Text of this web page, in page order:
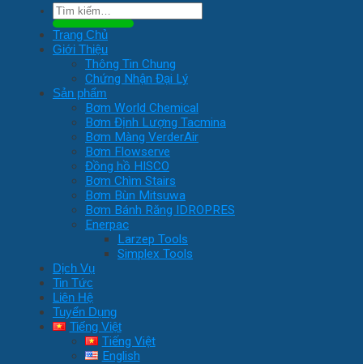
Tìm
kiếm:
Trang Chủ
Giới Thiệu
Thông Tin Chung
Chứng Nhận Đại Lý
Sản phẩm
Bơm World Chemical
Bơm Định Lượng Tacmina
Bơm Màng VerderAir
Bơm Flowserve
Đồng hồ HISCO
Bơm Chìm Stairs
Bơm Bùn Mitsuwa
Bơm Bánh Răng IDROPRES
Enerpac
Larzep Tools
Simplex Tools
Dịch Vụ
Tin Tức
Liên Hệ
Tuyển Dụng
Tiếng Việt
Tiếng Việt
English